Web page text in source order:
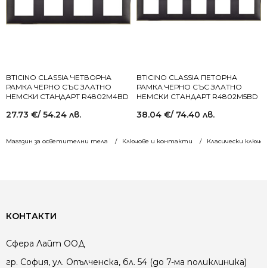
Магазин за осветителни тела Ключове и контакти Класически
BTICINO CLASSIA ЧЕТВОРНА
РАМКА ЧЕРНО СЪС ЗЛАТНО
НЕМСКИ СТАНДАРТ R4802M4BD
27.73 €/ 54.24 лв.
BTICINO CLASSIA ПЕТОРНА
РАМКА ЧЕРНО СЪС ЗЛАТНО
НЕМСКИ СТАНДАРТ R4802M5BD
38.04 €/ 74.40 лв.
КОНТАКТИ
Сфера Лайт ООД
гр. София, ул. Опълченска, бл. 54 (до 7-ма поликлиника)